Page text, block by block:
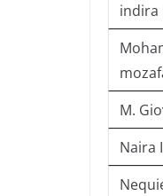
indira
M.
Naira